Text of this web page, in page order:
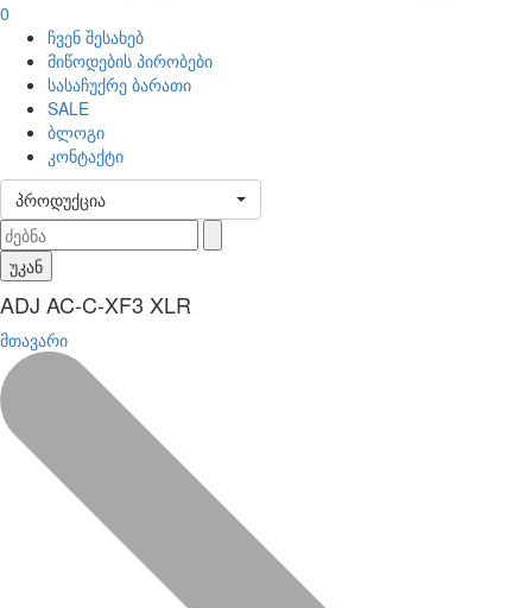
0
ჩვენ შესახებ
მიწოდების პირობები
სასაჩუქრე ბარათი
SALE
ბლოგი
კონტაქტი
პროდუქცია
უკან
ADJ AC-C-XF3 XLR
მთავარი